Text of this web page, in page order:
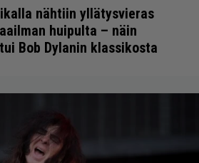
nähtiin yllätysvieras
huipulta – näin
Bob Dylanin klassikosta